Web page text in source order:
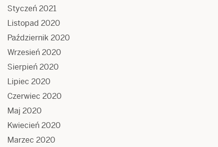
Styczeń 2021
Listopad 2020
Październik 2020
Wrzesień 2020
Sierpień 2020
Lipiec 2020
Czerwiec 2020
Maj 2020
Kwiecień 2020
Marzec 2020